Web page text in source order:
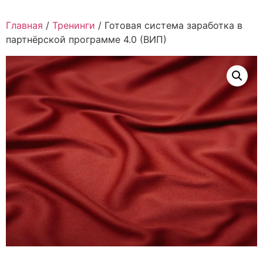
Главная / Тренинги / Готовая система заработка в
партнёрской программе 4.0 (ВИП)